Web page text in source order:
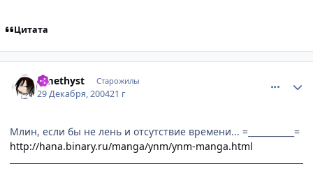
Цитата
Amethyst Старожилы
29 Декабря, 200421 г
Млин, если бы не лень и отсутствие времени... =___________=
http://hana.binary.ru/manga/ynm/ynm-manga.html